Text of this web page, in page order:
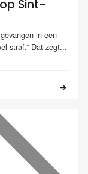
Sint-
in een
straf.” Dat zegt...